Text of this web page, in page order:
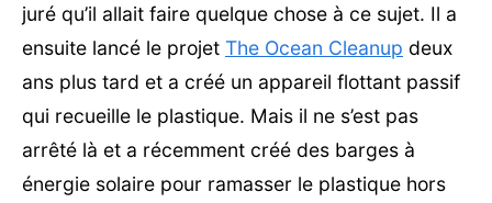
juré qu’il allait faire quelque chose à ce sujet. Il a
ensuite lancé le projet The Ocean Cleanup deux
ans plus tard et a créé un appareil flottant passif
qui recueille le plastique. Mais il ne s’est pas
arrêté là et a récemment créé des barges à
énergie solaire pour ramasser le plastique hors